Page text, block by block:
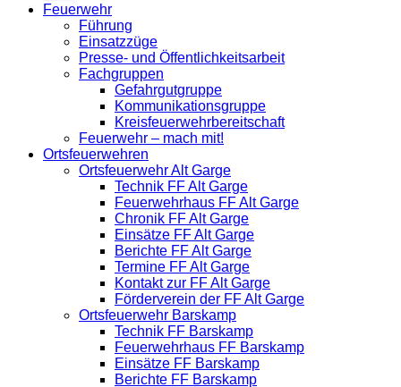
Feuerwehr
Führung
Einsatzzüge
Presse- und Öffentlichkeitsarbeit
Fachgruppen
Gefahrgutgruppe
Kommunikationsgruppe
Kreisfeuerwehrbereitschaft
Feuerwehr – mach mit!
Ortsfeuerwehren
Ortsfeuerwehr Alt Garge
Technik FF Alt Garge
Feuerwehrhaus FF Alt Garge
Chronik FF Alt Garge
Einsätze FF Alt Garge
Berichte FF Alt Garge
Termine FF Alt Garge
Kontakt zur FF Alt Garge
Förderverein der FF Alt Garge
Ortsfeuerwehr Barskamp
Technik FF Barskamp
Feuerwehrhaus FF Barskamp
Einsätze FF Barskamp
Berichte FF Barskamp